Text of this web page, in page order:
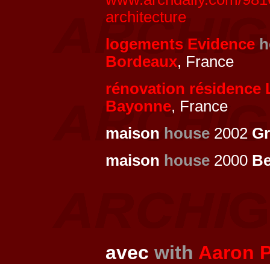
architecture
logements Evidence
Bordeaux, France
rénovation résidence
Bayonne, France
maison house 2002
maison house 2000
avec with Aaron